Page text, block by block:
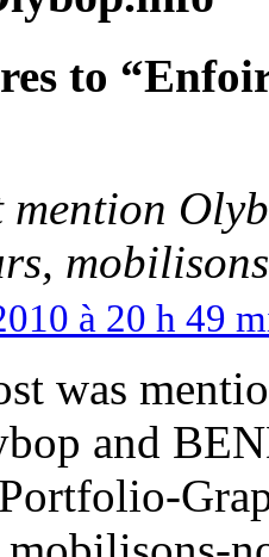
to
mention
à 20 h 49
was
and